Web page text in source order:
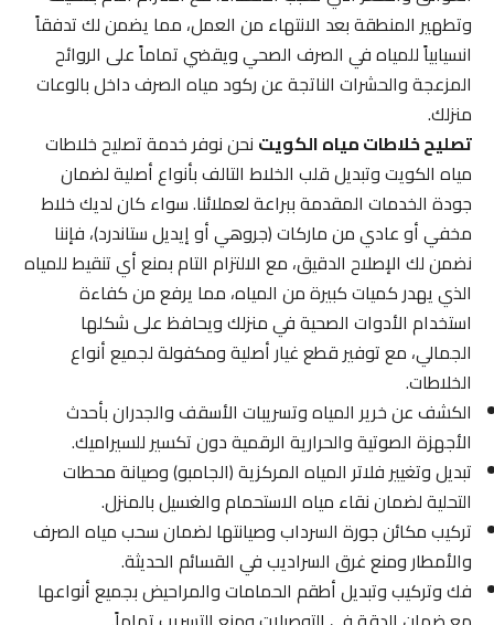
وتطهير المنطقة بعد الانتهاء من العمل، مما يضمن لك تدفقاً
انسيابياً للمياه في الصرف الصحي ويقضي تماماً على الروائح
المزعجة والحشرات الناتجة عن ركود مياه الصرف داخل بالوعات
منزلك.
تصليح خلاطات مياه الكويتنحن نوفر خدمة تصليح خلاطات
مياه الكويت وتبديل قلب الخلاط التالف بأنواع أصلية لضمان
جودة الخدمات المقدمة ببراعة لعملائنا. سواء كان لديك خلاط
مخفي أو عادي من ماركات (جروهي أو إيديل ستاندرد)، فإننا
نضمن لك الإصلاح الدقيق، مع الالتزام التام بمنع أي تنقيط للمياه
الذي يهدر كميات كبيرة من المياه، مما يرفع من كفاءة
استخدام الأدوات الصحية في منزلك ويحافظ على شكلها
الجمالي، مع توفير قطع غيار أصلية ومكفولة لجميع أنواع
الخلاطات.
الكشف عن خرير المياه وتسريبات الأسقف والجدران بأحدث
الأجهزة الصوتية والحرارية الرقمية دون تكسير للسيراميك.
تبديل وتغيير فلاتر المياه المركزية (الجامبو) وصيانة محطات
التحلية لضمان نقاء مياه الاستحمام والغسيل بالمنزل.
تركيب مكائن جورة السرداب وصيانتها لضمان سحب مياه الصرف
والأمطار ومنع غرق السراديب في القسائم الحديثة.
فك وتركيب وتبديل أطقم الحمامات والمراحيض بجميع أنواعها